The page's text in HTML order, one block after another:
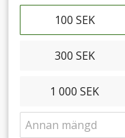
100 SEK
300 SEK
1 000 SEK